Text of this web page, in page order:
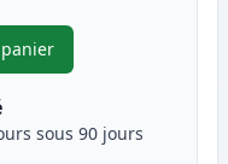
PG-50 cartouche
sous 90 jours